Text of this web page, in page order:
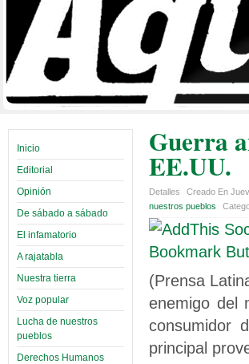
Inicio
Editorial
Opinión
De sábado a sábado
El infamatorio
A rajatabla
Nuestra tierra
Voz popular
Lucha de nuestros
pueblos
Derechos Humanos
Guerra
EE.UU.
Detalles Creado En
nuestros pueblos
(Prensa
enemigo del
consumidor
principal